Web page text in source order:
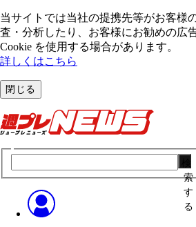
当サイトでは当社の提携先等がお客様
査・分析したり、お客様にお勧めの広
Cookie を使⽤する場合があります。
詳しくはこちら
閉じる
索
す
る